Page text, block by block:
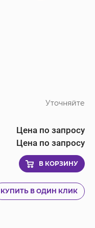
Уточняйте
Цена по запросу
Цена по запросу
В КОРЗИНУ
КУПИТЬ В ОДИН КЛИК